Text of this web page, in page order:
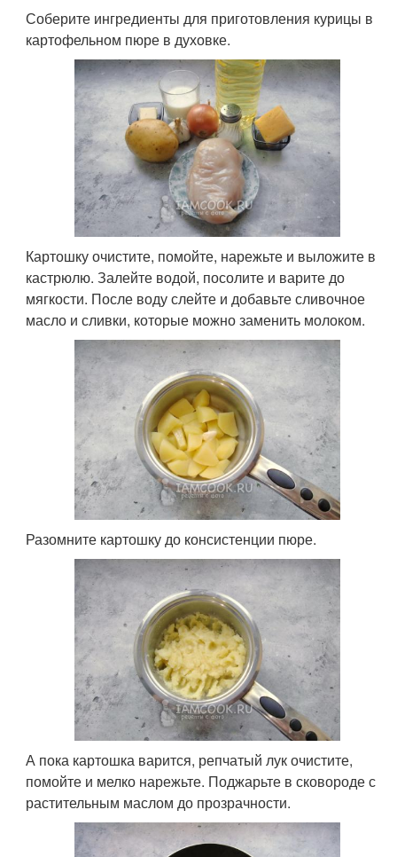
Соберите ингредиенты для приготовления курицы в
картофельном пюре в духовке.
Картошку очистите, помойте, нарежьте и выложите в
кастрюлю. Залейте водой, посолите и варите до
мягкости. После воду слейте и добавьте сливочное
масло и сливки, которые можно заменить молоком.
Разомните картошку до консистенции пюре.
А пока картошка варится, репчатый лук очистите,
помойте и мелко нарежьте. Поджарьте в сковороде с
растительным маслом до прозрачности.